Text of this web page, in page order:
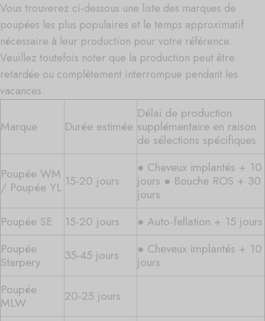
Vous trouverez ci-dessous une liste des marques de
poupées les plus populaires et le temps approximatif
nécessaire à leur production pour votre référence.
Veuillez toutefois noter que la production peut être
retardée ou complètement interrompue pendant les
vacances.
Marque Durée estimée
Délai de production
supplémentaire en raison
de sélections spécifiques
Poupée WM
/ Poupée YL 15-20 jours
● Cheveux implantés + 10
jours ● Bouche ROS + 30
jours
Poupée SE
15-20 jours
● Auto-fellation + 15 jours
Poupée
Starpery
35-45 jours
● Cheveux implantés + 10
jours
Poupée
MLW
20-25 jours